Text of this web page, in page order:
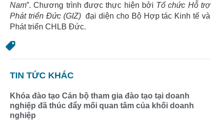
Nam”. Chương trình được thực hiện bởi Tổ chức Hỗ trợ
Phát triển Đức (GIZ) đại diện cho Bộ Hợp tác Kinh tế và
Phát triển CHLB Đức.
TIN TỨC KHÁC
Khóa đào tạo Cán bộ tham gia đào tạo tại doanh
nghiệp đã thúc đẩy mối quan tâm của khối doanh
nghiệp